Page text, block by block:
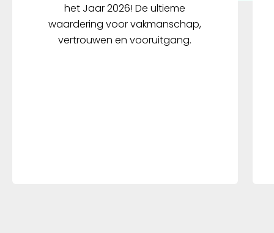
het Jaar 2026! De ultieme
waardering voor vakmanschap,
vertrouwen en vooruitgang.